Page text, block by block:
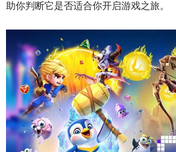
助你判断它是否适合你开启游戏之旅。